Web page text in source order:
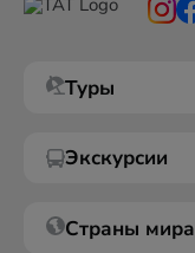
Туры
Экскурсии
Страны мира